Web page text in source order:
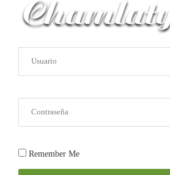
Remember Me